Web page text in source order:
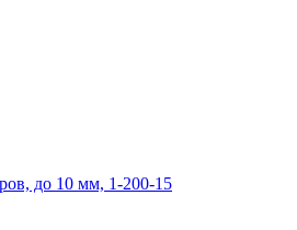
до 10 мм, 1-200-15